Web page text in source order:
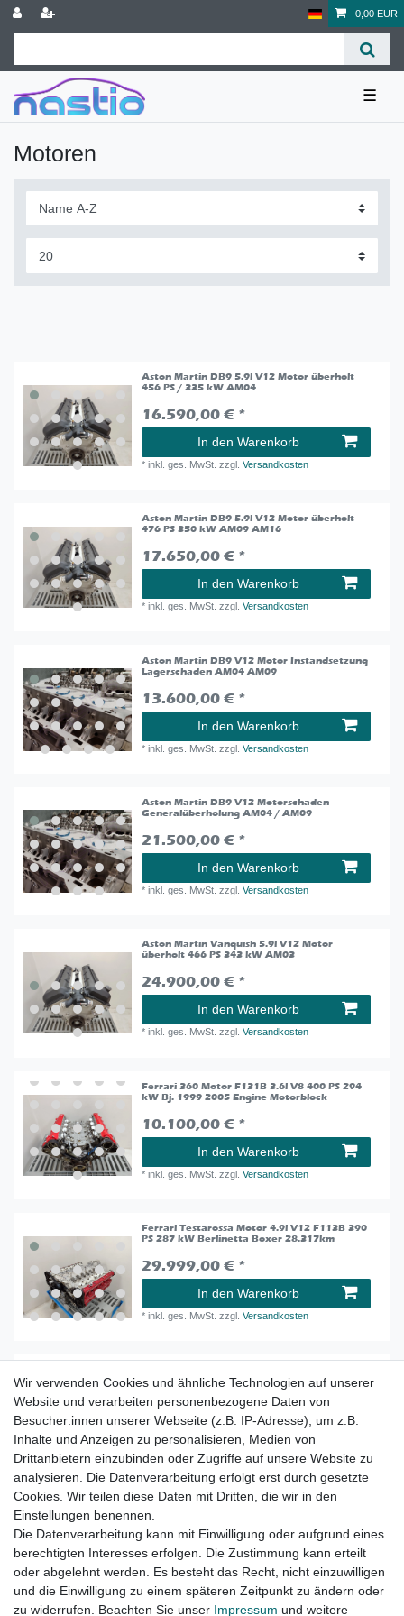
0,00 EUR
☰
Motoren
Aston Martin DB9 5.9l V12 Motor überholt
456 PS / 335 kW AM04
16.590,00 € *
In den Warenkorb
*inkl. ges. MwSt. zzgl.Versandkosten
Aston Martin DB9 5.9l V12 Motor überholt
476 PS 350 kW AM09 AM16
17.650,00 € *
In den Warenkorb
*inkl. ges. MwSt. zzgl.Versandkosten
Aston Martin DB9 V12 Motor Instandsetzung
Lagerschaden AM04 AM09
13.600,00 € *
In den Warenkorb
*inkl. ges. MwSt. zzgl.Versandkosten
Aston Martin DB9 V12 Motorschaden
Generalüberholung AM04 / AM09
21.500,00 € *
In den Warenkorb
*inkl. ges. MwSt. zzgl.Versandkosten
Aston Martin Vanquish 5.9l V12 Motor
überholt 466 PS 343 kW AM03
24.900,00 € *
In den Warenkorb
*inkl. ges. MwSt. zzgl.Versandkosten
Ferrari 360 Motor F131B 3.6l V8 400 PS 294
kW Bj. 1999-2005 Engine Motorblock
10.100,00 € *
In den Warenkorb
*inkl. ges. MwSt. zzgl.Versandkosten
Ferrari Testarossa Motor 4.9l V12 F113B 390
PS 287 kW Berlinetta Boxer 28.317km
29.999,00 € *
In den Warenkorb
*inkl. ges. MwSt. zzgl.Versandkosten
284 PS / 209 kW Engine 117000km AJ27S
699,90 € *
In den Warenkorb
*inkl. ges. MwSt.zzgl. Versandkosten
Porsche 911 996 Carrera 3.6 Facelift Motor
Motorblock Engine M96.03 320 PS 235kW
8.900,00 € *
In den Warenkorb
inkl. ges. MwSt. Versandkosten
Wir verwenden Cookies und ähnliche Technologien auf unserer
Website und verarbeiten personenbezogene Daten von
Besucher:innen unserer Webseite (z.B. IP-Adresse), um z.B.
Inhalte und Anzeigen zu personalisieren, Medien von
Drittanbietern einzubinden oder Zugriffe auf unsere Website zu
analysieren. Die Datenverarbeitung erfolgt erst durch gesetzte
Cookies. Wir teilen diese Daten mit Dritten, die wir in den
Einstellungen benennen.
Die Datenverarbeitung kann mit Einwilligung oder aufgrund eines
berechtigten Interesses erfolgen. Die Zustimmung kann erteilt
oder abgelehnt werden. Es besteht das Recht, nicht einzuwilligen
und die Einwilligung zu einem späteren Zeitpunkt zu ändern oder
zu widerrufen. Beachten Sie unser Impressum und weitere